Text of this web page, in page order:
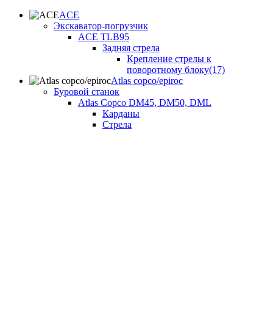
ACE
Экскаватор-погрузчик
ACE TLB95
Задняя стрела
Крепление стрелы к
поворотному блоку(17)
Atlas copco/epiroc
Буровой станок
Atlas Copco DM45, DM50, DML
Карданы
Стрела